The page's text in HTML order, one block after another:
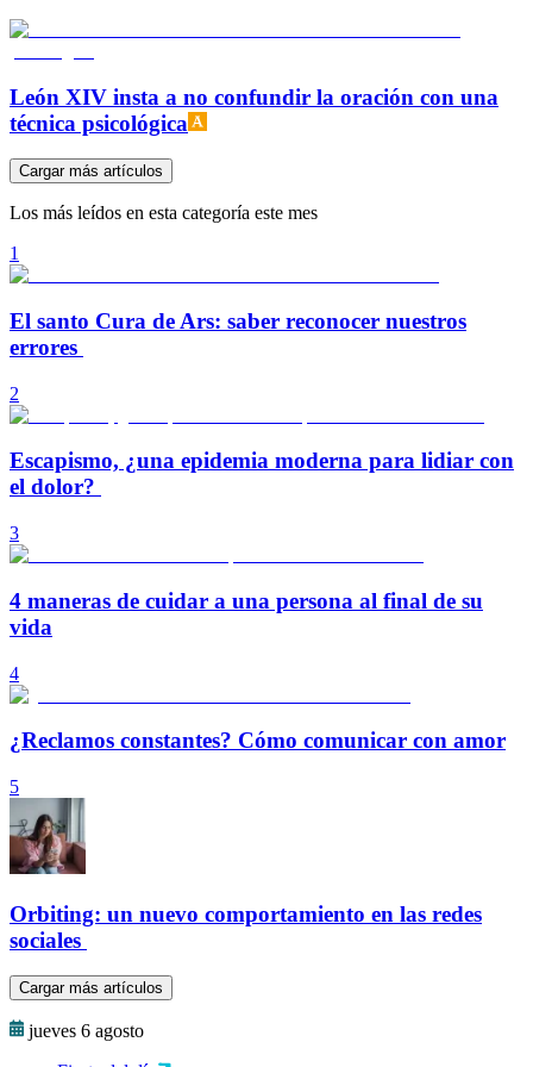
León XIV insta a no confundir la oración con una
técnica psicológica
Cargar más artículos
Los más leídos en esta categoría este mes
1
El santo Cura de Ars: saber reconocer nuestros
errores
2
Escapismo, ¿una epidemia moderna para lidiar con
el dolor?
3
4 maneras de cuidar a una persona al final de su
vida
4
¿Reclamos constantes? Cómo comunicar con amor
5
Orbiting: un nuevo comportamiento en las redes
sociales
Cargar más artículos
jueves 6 agosto